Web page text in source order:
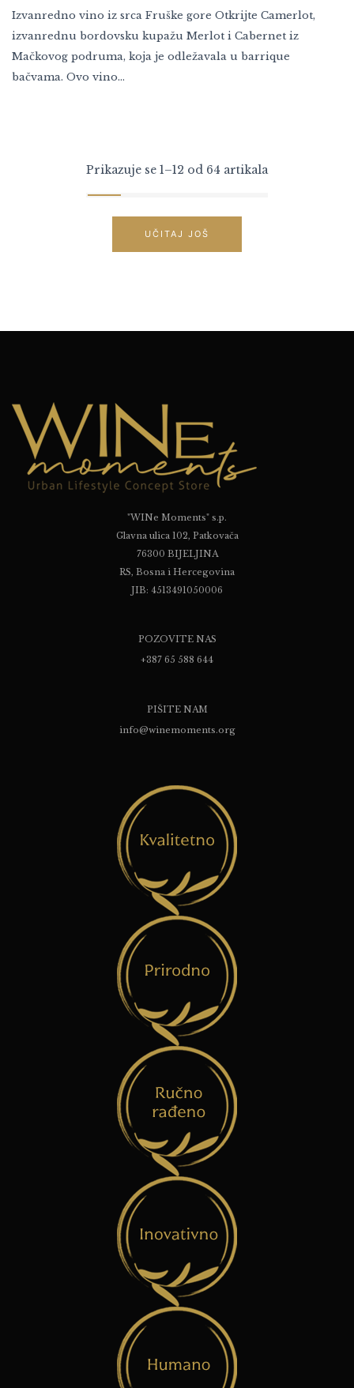
Izvanredno vino iz srca Fruške gore Otkrijte Camerlot,
izvanrednu bordovsku kupažu Merlot i Cabernet iz
Mačkovog podruma, koja je odležavala u barrique
bačvama. Ovo vino…
Prikazuje se 1–12 od 64 artikala
UČITAJ JOŠ
"WINe Moments" s.p.
Glavna ulica 102, Patkovača
76300 BIJELJINA
RS, Bosna i Hercegovina
JIB: 4513491050006
POZOVITE NAS
+387 65 588 644
PIŠITE NAM
info@winemoments.org